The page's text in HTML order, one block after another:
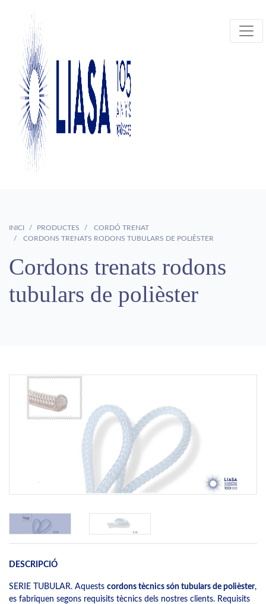
INICI PRODUCTES
CORDÓ TRENAT
CORDONS TRENATS RODONS TUBULARS DE POLIÈSTER
Cordons trenats rodons
tubulars de polièster
DESCRIPCIÓ
SERIE TUBULAR. Aquests cordons tècnics són tubulars de polièster,
es fabriquen segons requisits tècnics dels nostres clients. Requisits